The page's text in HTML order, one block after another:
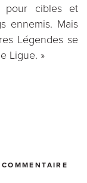
pour cibles et
ennemis. Mais
Légendes se
Ligue. »